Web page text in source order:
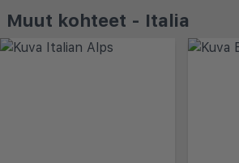
Muut kohteet - Italia